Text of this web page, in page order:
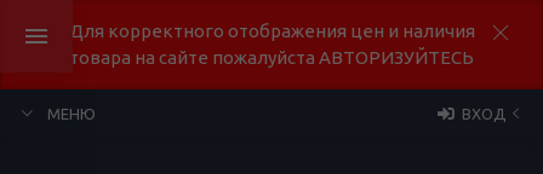
Для корректного отображения цен и наличия
товара на сайте пожалуйста АВТОРИЗУЙТЕСЬ
МЕНЮ ВХОД